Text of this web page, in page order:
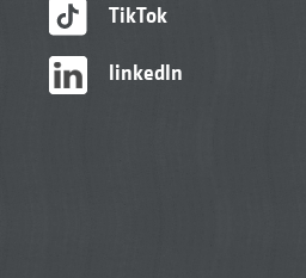
TikTok
linkedIn